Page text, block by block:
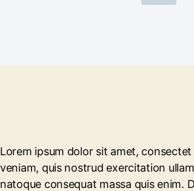
Lorem ipsum dolor sit amet,
veniam, quis nostrud exercitation
natoque consequat massa quis enim.